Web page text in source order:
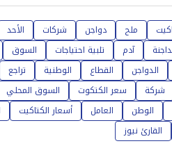
ملح دواجن شركات الأحد
آدم تلبية احتياجات السوق
الدواجن القطاع الوطنية تراجع
شركة سعر الكتكوت السوق المحلي
الوطن العامل أسعار الكتاكيت
القارئ نيوز